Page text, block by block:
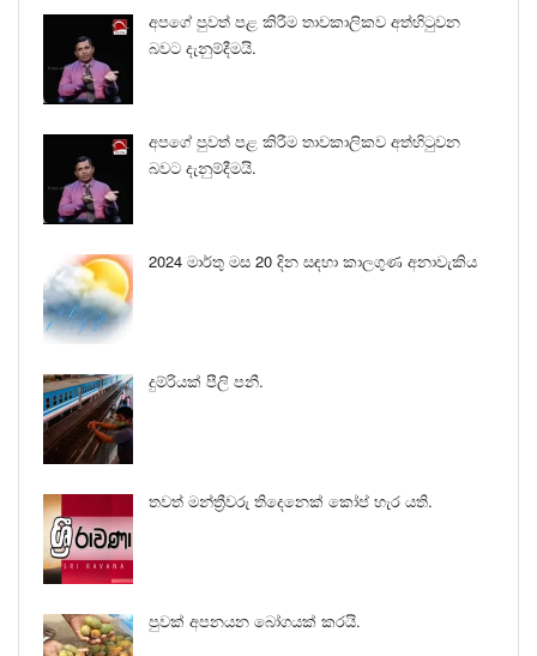
අපගේ පුවත් පළ කිරීම තාවකාලිකව අත්හිටුවන
බවට දැනුම්දීමයි.
අපගේ පුවත් පළ කිරීම තාවකාලිකව අත්හිටුවන
බවට දැනුම්දීමයි.
2024 මාර්තු මස 20 දින සඳහා කාලගුණ අනාවැකිය
දුම්රියක් පීලි පනී.
තවත් මන්ත්‍රීවරු තිදෙනෙක් කෝප් හැර යති.
පුවක් අපනයන බෝගයක් කරයි.